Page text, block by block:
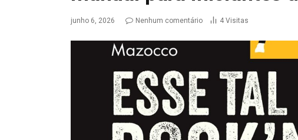
junho 6, 2026 Nenhum comentário 4 Visitas